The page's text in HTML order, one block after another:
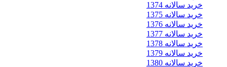
خرید سالانه 1374
خرید سالانه 1375
خرید سالانه 1376
خرید سالانه 1377
خرید سالانه 1378
خرید سالانه 1379
خرید سالانه 1380